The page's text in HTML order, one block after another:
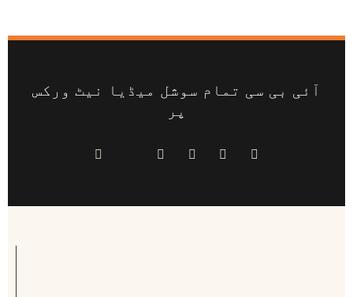
آئی بی سی تمام سوشل میڈیا نیٹ ورکس
پر